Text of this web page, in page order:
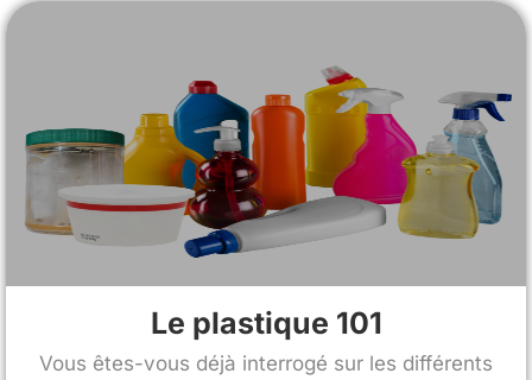
Le plastique 101
Vous êtes-vous déjà interrogé sur les différents